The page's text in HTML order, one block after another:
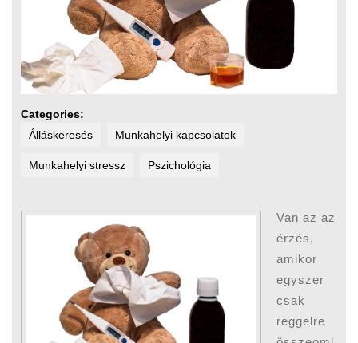
Categories:
Álláskeresés
Munkahelyi kapcsolatok
Munkahelyi stressz Pszichológia
Van az az
érzés,
amikor
egyszer
csak
reggelre